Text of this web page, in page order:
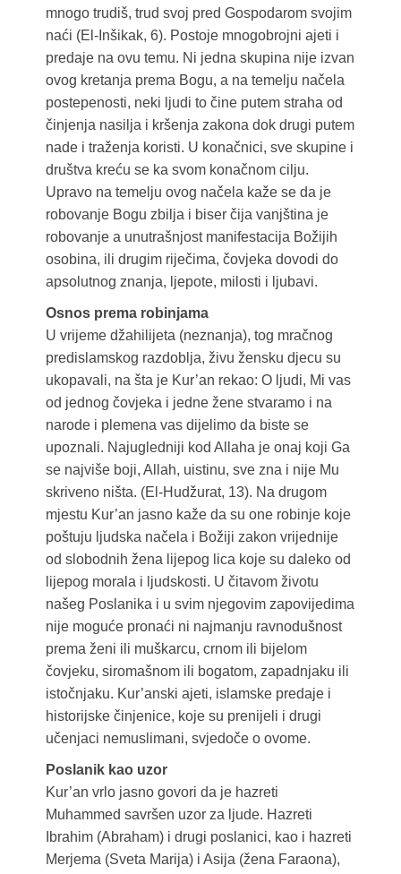
mnogo trudiš, trud svoj pred Gospodarom svojim
naći (El-Inšikak, 6). Postoje mnogobrojni ajeti i
predaje na ovu temu. Ni jedna skupina nije izvan
ovog kretanja prema Bogu, a na temelju načela
postepenosti, neki ljudi to čine putem straha od
činjenja nasilja i kršenja zakona dok drugi putem
nade i traženja koristi. U konačnici, sve skupine i
društva kreću se ka svom konačnom cilju.
Upravo na temelju ovog načela kaže se da je
robovanje Bogu zbilja i biser čija vanjština je
robovanje a unutrašnjost manifestacija Božijih
osobina, ili drugim riječima, čovjeka dovodi do
apsolutnog znanja, ljepote, milosti i ljubavi.
Osnos prema robinjama
U vrijeme džahilijeta (neznanja), tog mračnog
predislamskog razdoblja, živu žensku djecu su
ukopavali, na šta je Kur’an rekao: O ljudi, Mi vas
od jednog čovjeka i jedne žene stvaramo i na
narode i plemena vas dijelimo da biste se
upoznali. Najugledniji kod Allaha je onaj koji Ga
se najviše boji, Allah, uistinu, sve zna i nije Mu
skriveno ništa. (El-Hudžurat, 13). Na drugom
mjestu Kur’an jasno kaže da su one robinje koje
poštuju ljudska načela i Božiji zakon vrijednije
od slobodnih žena lijepog lica koje su daleko od
lijepog morala i ljudskosti. U čitavom životu
našeg Poslanika i u svim njegovim zapovijedima
nije moguće pronaći ni najmanju ravnodušnost
prema ženi ili muškarcu, crnom ili bijelom
čovjeku, siromašnom ili bogatom, zapadnjaku ili
istočnjaku. Kur’anski ajeti, islamske predaje i
historijske činjenice, koje su prenijeli i drugi
učenjaci nemuslimani, svjedoče o ovome.
Poslanik kao uzor
Kur’an vrlo jasno govori da je hazreti
Muhammed savršen uzor za ljude. Hazreti
Ibrahim (Abraham) i drugi poslanici, kao i hazreti
Merjema (Sveta Marija) i Asija (žena Faraona),